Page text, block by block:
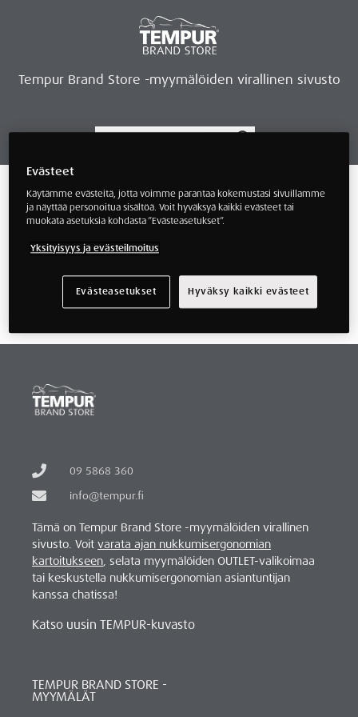
Tempur Brand Store -myymälöiden virallinen sivusto
outlet”
flexible outlet
Näyttäisi siltä, että emme löytäneet mitä
09 5868 360
info@tempur.fi
Tämä on Tempur Brand Store -myymälöiden virallinen
sivusto. Voit varata ajan nukkumisergonomian
kartoitukseen, selata myymälöiden OUTLET-valikoimaa
tai keskustella nukkumisergonomian asiantuntijan
kanssa chatissa!
Katso uusin TEMPUR-kuvasto
TEMPUR BRAND STORE -
MYYMÄLÄT
Evästeet
Käytämme evästeitä, jotta voimme parantaa kokemustasi sivuillamme
ja näyttää personoitua sisältöä. Voit hyväksyä kaikki evästeet tai
muokata asetuksia kohdasta ”Evästeasetukset”.
Yksityisyys ja evästeilmoitus
Evästeasetukset Hyväksy kaikki evästeet